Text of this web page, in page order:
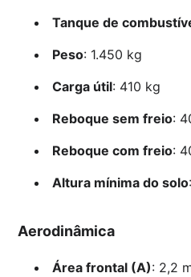
Tanque de
Peso: 1.450 kg
Carga útil: 410 kg
Reboque sem freio:
Reboque com freio:
Altura mínima do solo
Aerodinâmica
Área frontal (A): 2,2